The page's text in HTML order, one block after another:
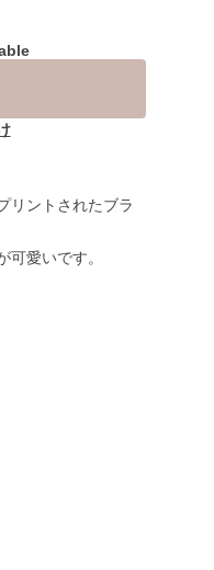
リントされたブラ
愛いです。